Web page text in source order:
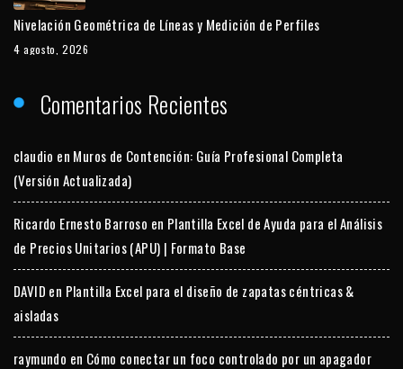
Nivelación Geométrica de Líneas y Medición de Perfiles
4 agosto, 2026
Comentarios Recientes
claudio en Muros de Contención: Guía Profesional Completa
(Versión Actualizada)
Ricardo Ernesto Barroso en Plantilla Excel de Ayuda para el Análisis
de Precios Unitarios (APU) | Formato Base
DAVID en Plantilla Excel para el diseño de zapatas céntricas &
aisladas
raymundo en Cómo conectar un foco controlado por un apagador